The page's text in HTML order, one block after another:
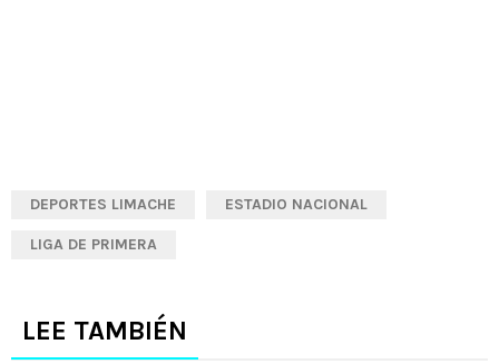
DEPORTES LIMACHE ESTADIO NACIONAL
LIGA DE PRIMERA
LEE TAMBIÉN